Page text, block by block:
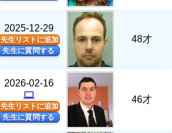
2025-12-29
先生リストに追加
先生に質問する
48才
2026-02-16
computer
先生リストに追加
先生に質問する
46才